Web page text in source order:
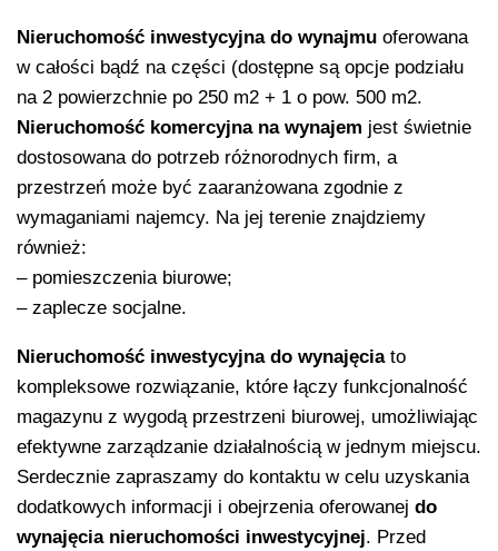
Nieruchomość inwestycyjna do wynajmu oferowana
w całości bądź na części (dostępne są opcje podziału
na 2 powierzchnie po 250 m2 + 1 o pow. 500 m2.
Nieruchomość komercyjna na wynajem jest świetnie
dostosowana do potrzeb różnorodnych firm, a
przestrzeń może być zaaranżowana zgodnie z
wymaganiami najemcy. Na jej terenie znajdziemy
również:
– pomieszczenia biurowe;
– zaplecze socjalne.
Nieruchomość inwestycyjna do wynajęciato
kompleksowe rozwiązanie, które łączy funkcjonalność
magazynu z wygodą przestrzeni biurowej, umożliwiając
efektywne zarządzanie działalnością w jednym miejscu.
Serdecznie zapraszamy do kontaktu w celu uzyskania
dodatkowych informacji i obejrzenia oferowanej do
wynajęcia nieruchomości inwestycyjnej. Przed